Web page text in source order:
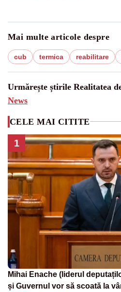
Mai multe articole despre
cub termica reabilitare
Urmărește știrile Realitatea
News
CELE MAI CITITE
1
Mihai Enache (liderul
și Guvernul vor să scoată la